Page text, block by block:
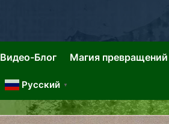
Видео-Блог Магия превращений
Русский ▼